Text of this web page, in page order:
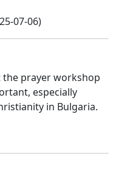
07-06)
prayer workshop
especially
in Bulgaria.